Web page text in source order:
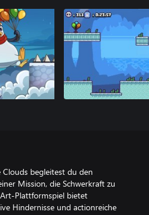
begleitest du den
Mission, die Schwerkraft zu
Plattformspiel bietet
Hindernisse und actionreiche